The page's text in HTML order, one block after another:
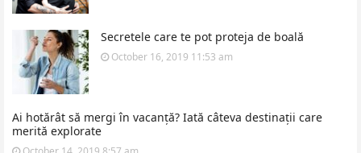
Secretele care te pot proteja de boală
October 16, 2019 11:53 am
Ai hotărât să mergi în vacanță? Iată câteva destinații care
merită explorate